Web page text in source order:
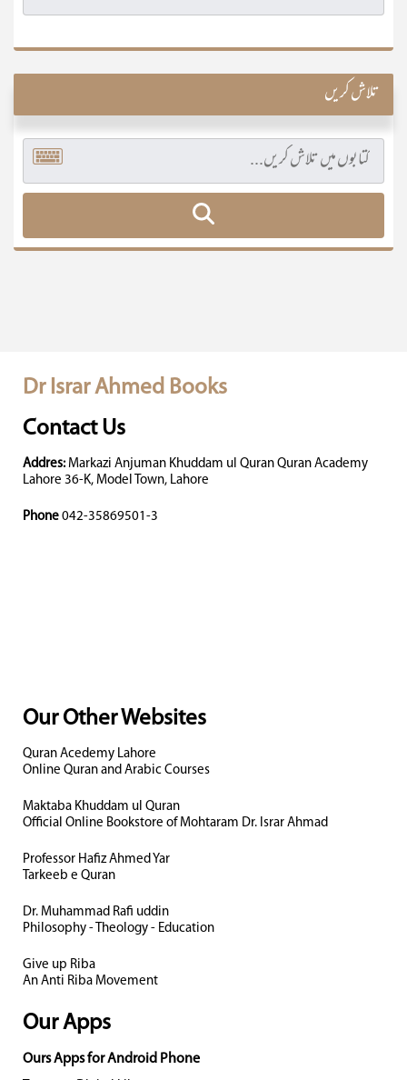
تلاش کریں
Dr Israr Ahmed Books
Contact Us
Addres: Markazi Anjuman Khuddam ul Quran Quran Academy
Lahore 36-K, Model Town, Lahore
Phone 042-35869501-3
Our Other Websites
Quran Acedemy Lahore
Online Quran and Arabic Courses
Maktaba Khuddam ul Quran
Official Online Bookstore of Mohtaram Dr. Israr Ahmad
Professor Hafiz Ahmed Yar
Tarkeeb e Quran
Dr. Muhammad Rafi uddin
Philosophy - Theology - Education
Give up Riba
An Anti Riba Movement
Our Apps
Ours Apps for Android Phone